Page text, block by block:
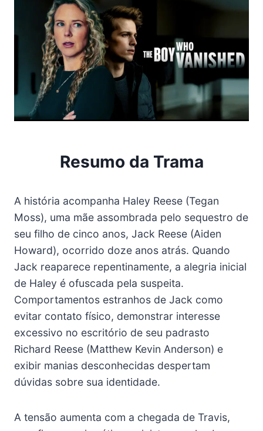
Resumo da Trama
A história acompanha Haley Reese (Tegan
Moss), uma mãe assombrada pelo sequestro de
seu filho de cinco anos, Jack Reese (Aiden
Howard), ocorrido doze anos atrás. Quando
Jack reaparece repentinamente, a alegria inicial
de Haley é ofuscada pela suspeita.
Comportamentos estranhos de Jack como
evitar contato físico, demonstrar interesse
excessivo no escritório de seu padrasto
Richard Reese (Matthew Kevin Anderson) e
exibir manias desconhecidas despertam
dúvidas sobre sua identidade.
A tensão aumenta com a chegada de Travis,